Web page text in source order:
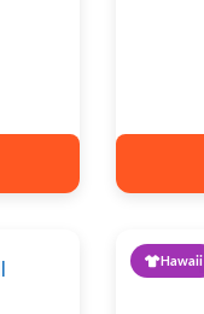
Hawaii